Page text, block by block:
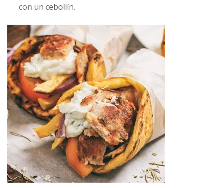
con un cebollín.